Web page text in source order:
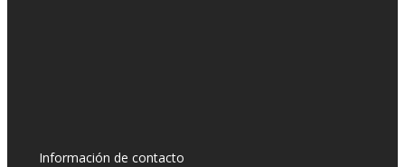
Información de contacto